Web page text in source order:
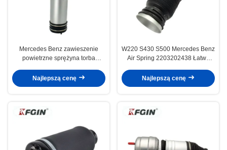
Mercedes Benz zawieszenie
powietrzne sprężyna torba
sprężyna powietrzna
Najlepszą cenę
W220 S430 S500 Mercedes Benz
Air Spring 2203202438 Łatwa
Najlepszą cenę